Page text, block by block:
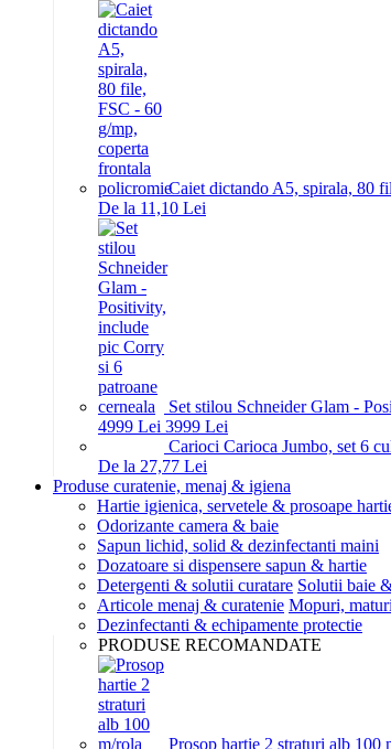
Caiet dictando A5, spirala, 80
De la 11,10 Lei
Set stilou Schneider Glam -
4999 Lei 3999 Lei
Carioci Carioca Jumbo, set 6
De la 27,77 Lei
Produse curatenie, menaj & igiena
Hartie igienica, servetele & prosoape
Odorizante camera & baie
Sapun lichid, solid & dezinfectanti maini
Dozatoare si dispensere sapun & hartie
Detergenti & solutii curatare Solutii baie
Articole menaj & curatenie Mopuri,
Dezinfectanti & echipamente protectie
PRODUSE RECOMANDATE
Prosop hartie 2 straturi alb 100